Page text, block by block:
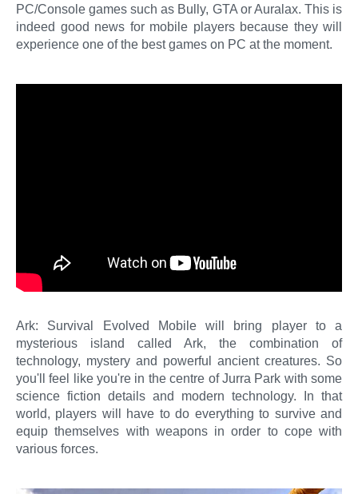
PC/Console games such as Bully, GTA or Auralax. This is
indeed good news for mobile players because they will
experience one of the best games on PC at the moment.
Ark: Survival Evolved Mobile will bring player to a
mysterious island called Ark, the combination of
technology, mystery and powerful ancient creatures. So
you'll feel like you're in the centre of Jurra Park with some
science fiction details and modern technology. In that
world, players will have to do everything to survive and
equip themselves with weapons in order to cope with
various forces.